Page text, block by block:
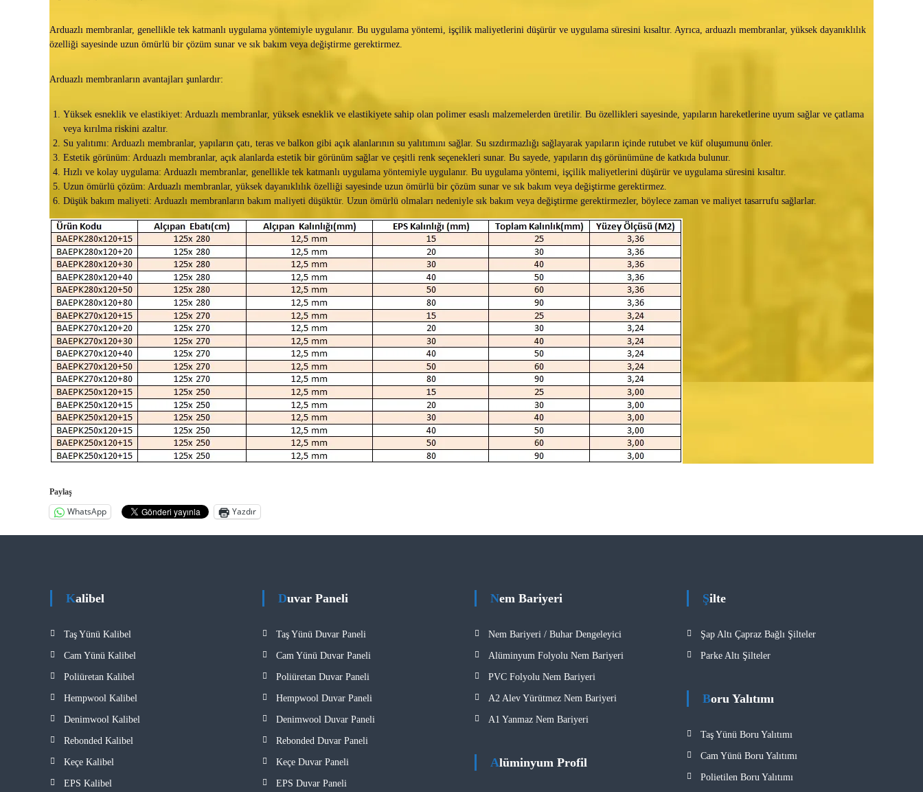
Arduazlı membranlar, genellikle tek katmanlı uygulama yöntemiyle uygulanır. Bu uygulama yöntemi, işçilik maliyetlerini düşürür ve uygulama süresini kısaltır. Ayrıca, arduazlı membranlar, yüksek dayanıklılık
özelliği sayesinde uzun ömürlü bir çözüm sunar ve sık bakım veya değiştirme gerektirmez.
Arduazlı membranların avantajları şunlardır:
Yüksek esneklik ve elastikiyet: Arduazlı membranlar, yüksek esneklik ve elastikiyete sahip olan polimer esaslı malzemelerden üretilir. Bu özellikleri sayesinde, yapıların hareketlerine uyum sağlar ve çatlama
veya kırılma riskini azaltır.
Su yalıtımı: Arduazlı membranlar, yapıların çatı, teras ve balkon gibi açık alanlarının su yalıtımını sağlar. Su sızdırmazlığı sağlayarak yapıların içinde rutubet ve küf oluşumunu önler.
Estetik görünüm: Arduazlı membranlar, açık alanlarda estetik bir görünüm sağlar ve çeşitli renk seçenekleri sunar. Bu sayede, yapıların dış görünümüne de katkıda bulunur.
Hızlı ve kolay uygulama: Arduazlı membranlar, genellikle tek katmanlı uygulama yöntemiyle uygulanır. Bu uygulama yöntemi, işçilik maliyetlerini düşürür ve uygulama süresini kısaltır.
Uzun ömürlü çözüm: Arduazlı membranlar, yüksek dayanıklılık özelliği sayesinde uzun ömürlü bir çözüm sunar ve sık bakım veya değiştirme gerektirmez.
Düşük bakım maliyeti: Arduazlı membranların bakım maliyeti düşüktür. Uzun ömürlü olmaları nedeniyle sık bakım veya değiştirme gerektirmezler, böylece zaman ve maliyet tasarrufu sağlarlar.
Paylaş
WhatsApp Yazdır
Kalibel
Taş Yünü Kalibel
Cam Yünü Kalibel
Poliüretan Kalibel
Hempwool Kalibel
Denimwool Kalibel
Rebonded Kalibel
Keçe Kalibel
EPS Kalibel
Duvar Paneli
Taş Yünü Duvar Paneli
Cam Yünü Duvar Paneli
Poliüretan Duvar Paneli
Hempwool Duvar Paneli
Denimwool Duvar Paneli
Rebonded Duvar Paneli
Keçe Duvar Paneli
EPS Duvar Paneli
Nem Bariyeri
Nem Bariyeri / Buhar Dengeleyici
Alüminyum Folyolu Nem Bariyeri
PVC Folyolu Nem Bariyeri
A2 Alev Yürütmez Nem Bariyeri​
A1 Yanmaz Nem Bariyeri​
Alüminyum Profil
Şilte
Şap Altı Çapraz Bağlı Şilteler
Parke Altı Şilteler
Boru Yalıtımı
Taş Yünü Boru Yalıtımı
Cam Yünü Boru Yalıtımı
Polietilen Boru Yalıtımı